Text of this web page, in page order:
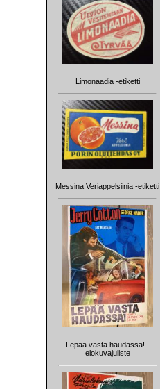
Limonaadia -etiketti
Messina Veriappelsiinia -etiketti
Lepää vasta haudassa! -
elokuvajuliste